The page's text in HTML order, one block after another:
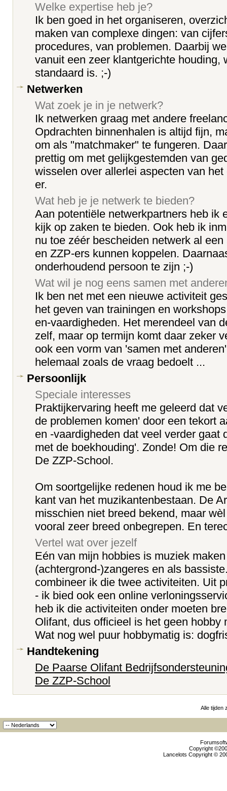
Welke expertise heb je?
Ik ben goed in het organiseren,
maken van complexe dingen: van
procedures, van problemen. Daarbij
vanuit een zeer klantgerichte houding,
standaard is. ;-)
Netwerken
Wat zoek je in je netwerk?
Ik netwerken graag met andere
Opdrachten binnenhalen is altijd fijn,
om als "matchmaker" te fungeren.
prettig om met gelijkgestemden van
wisselen over allerlei aspecten van
er.
Wat heb je je netwerk te bieden?
Aan potentiële netwerkpartners heb ik
kijk op zaken te bieden. Ook heb ik
nu toe zéér bescheiden netwerk al
en ZZP-ers kunnen koppelen.
onderhoudend persoon te zijn ;-)
Wat wil je nog eens samen met
Ik ben net met een nieuwe activiteit
het geven van trainingen en
en-vaardigheden. Het merendeel van
zelf, maar op termijn komt daar zeker
ook een vorm van 'samen met
helemaal zoals de vraag bedoelt ...
Persoonlijk
Speciale interesses
Praktijkervaring heeft me geleerd dat
de problemen komen' door een tekort
en -vaardigheden dat veel verder gaat
met de boekhouding'. Zonde! Om die
De ZZP-School.
Om soortgelijke redenen houd ik me
kant van het muzikantenbestaan. De
misschien niet breed bekend, maar
vooral zeer breed onbegrepen. En
Vertel wat over jezelf
Eén van mijn hobbies is muziek
(achtergrond-)zangeres en als
combineer ik die twee activiteiten. Uit
- ik bied ook een online
heb ik die activiteiten onder moeten
Olifant, dus officieel is het geen hobby
Wat nog wel puur hobbymatig is:
Handtekening
De Paarse Olifant
De ZZP-School
Alle tijden
Copyright
Lancelots Copyright ©